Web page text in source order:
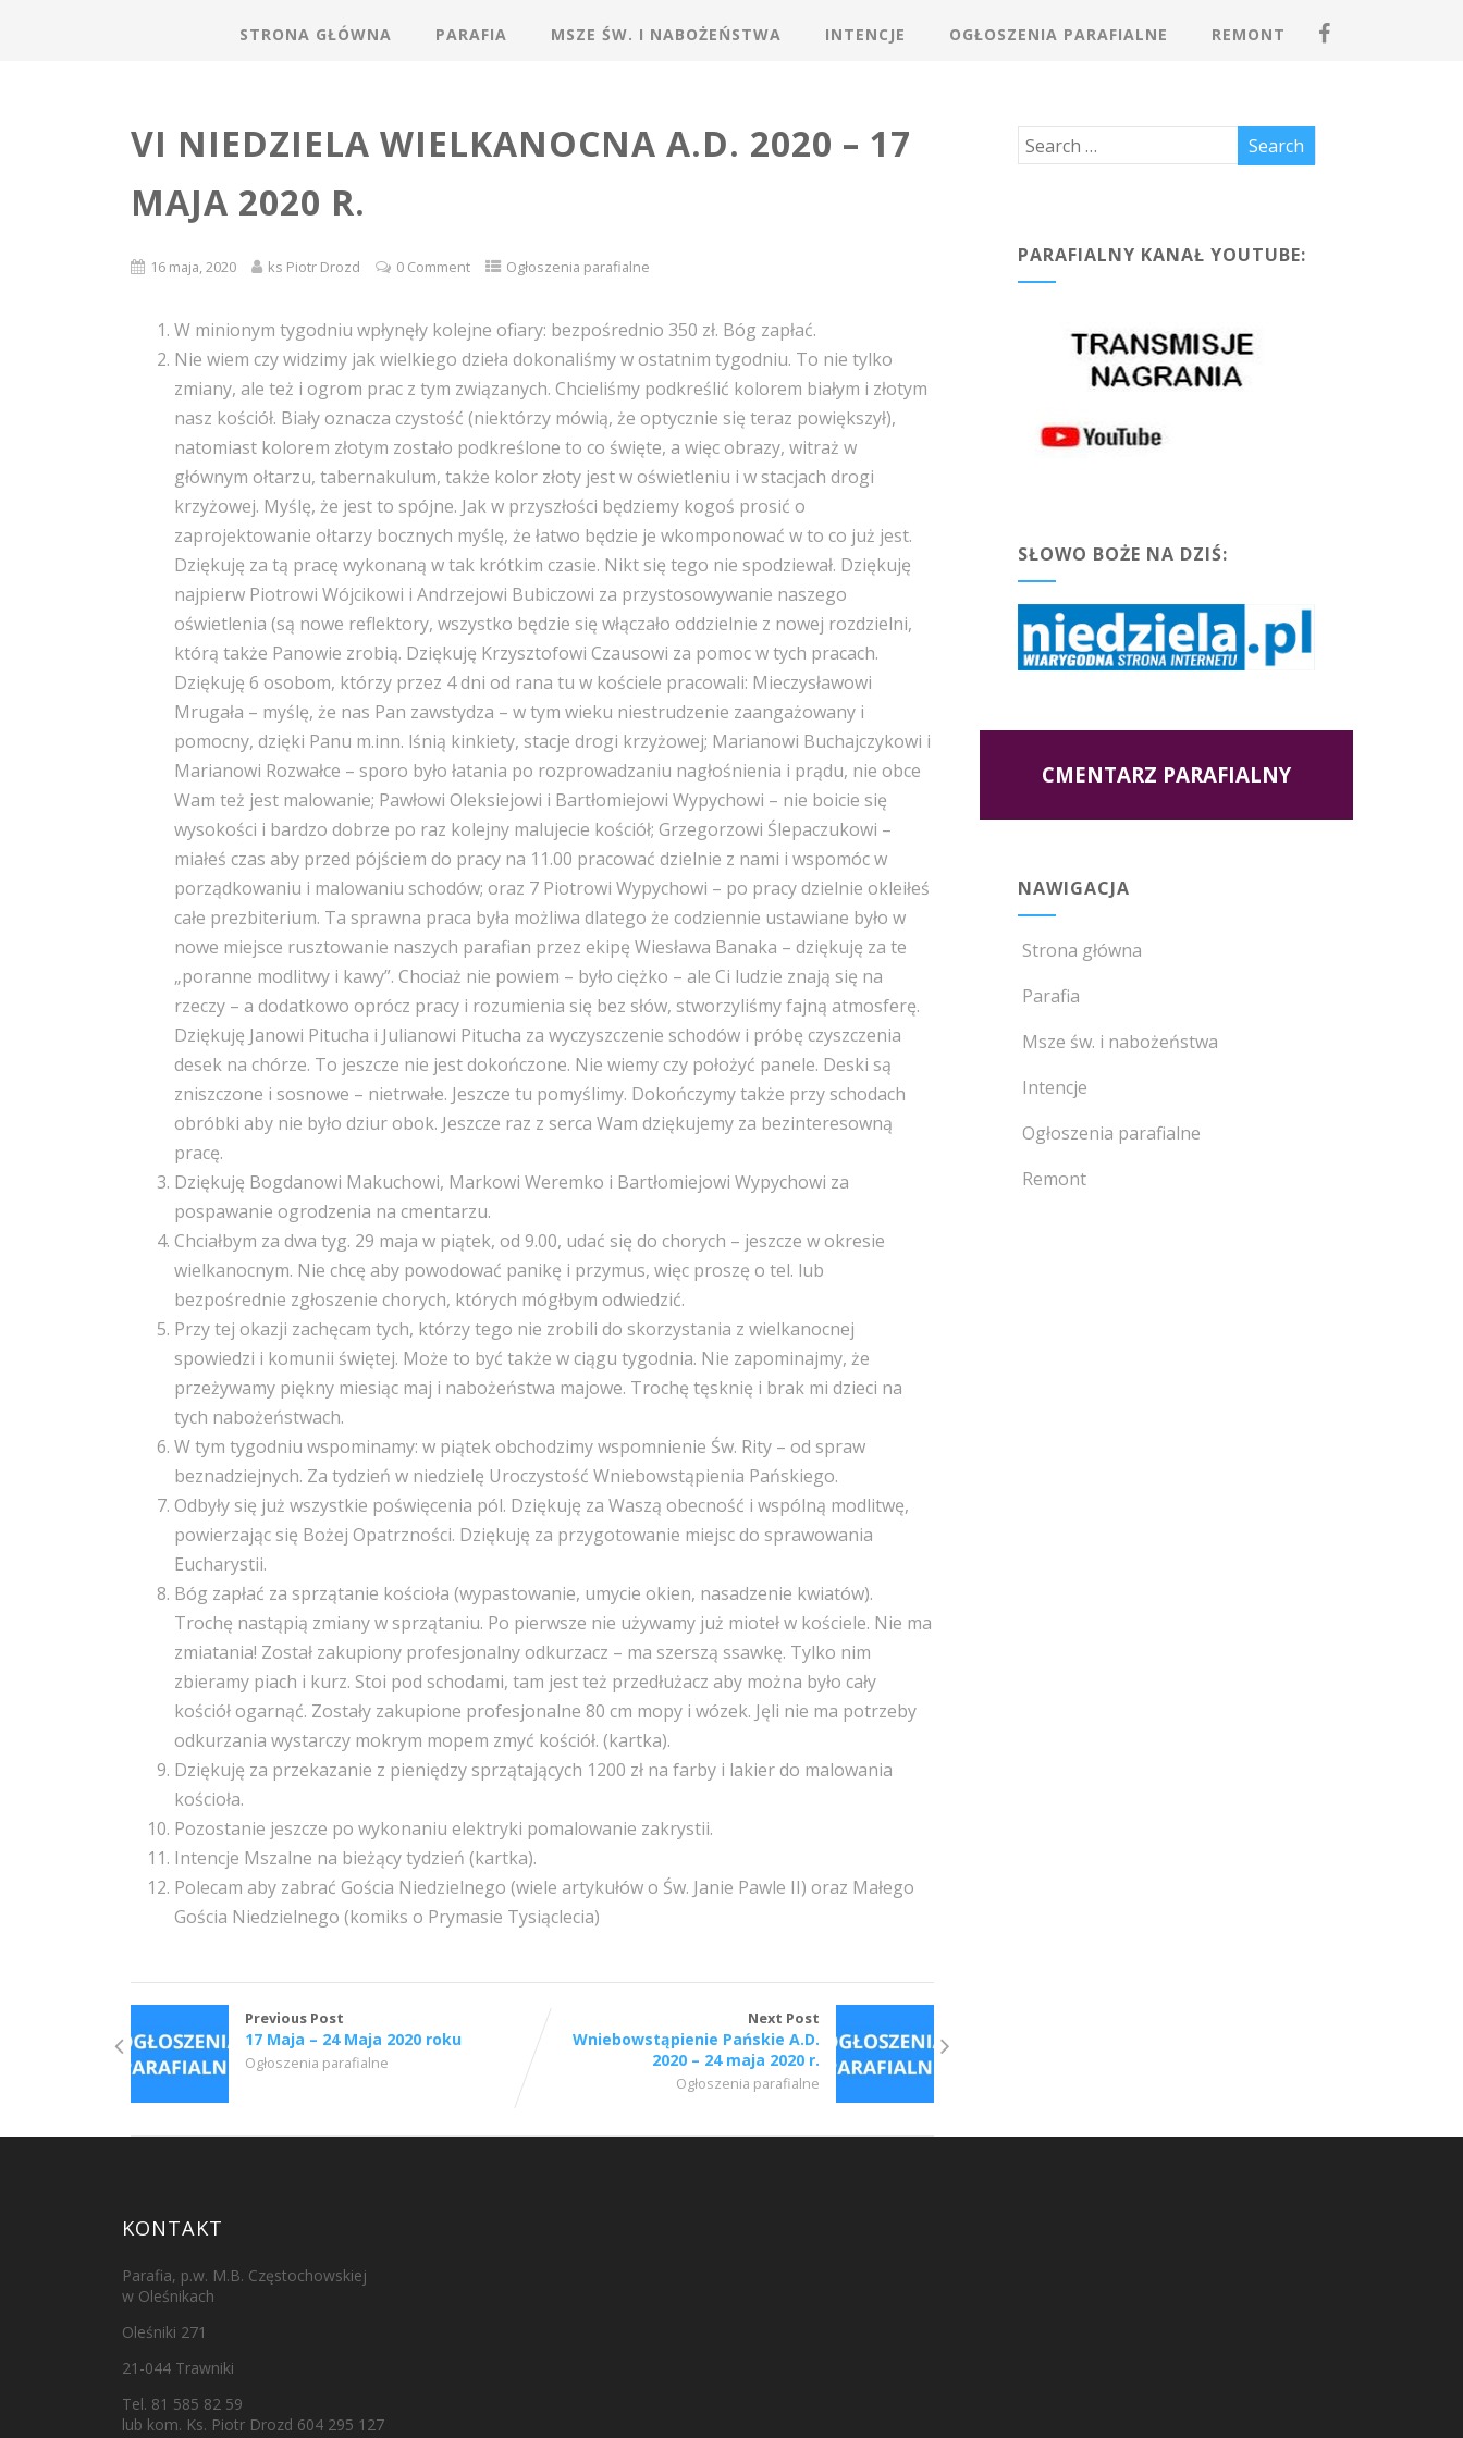
STRONA GŁÓWNA PARAFIA MSZE ŚW. I NABOŻEŃSTWA INTENCJE OGŁOSZENIA PARAFIALNE REMONT
VI NIEDZIELA WIELKANOCNA A.D. 2020 – 17
MAJA 2020 R.
16 maja, 2020 ks Piotr Drozd 0 Comment Ogłoszenia parafialne
W minionym tygodniu wpłynęły kolejne ofiary: bezpośrednio 350 zł. Bóg zapłać.
Nie wiem czy widzimy jak wielkiego dzieła dokonaliśmy w ostatnim tygodniu. To nie tylko
zmiany, ale też i ogrom prac z tym związanych. Chcieliśmy podkreślić kolorem białym i złotym
nasz kościół. Biały oznacza czystość (niektórzy mówią, że optycznie się teraz powiększył),
natomiast kolorem złotym zostało podkreślone to co święte, a więc obrazy, witraż w
głównym ołtarzu, tabernakulum, także kolor złoty jest w oświetleniu i w stacjach drogi
krzyżowej. Myślę, że jest to spójne. Jak w przyszłości będziemy kogoś prosić o
zaprojektowanie ołtarzy bocznych myślę, że łatwo będzie je wkomponować w to co już jest.
Dziękuję za tą pracę wykonaną w tak krótkim czasie. Nikt się tego nie spodziewał. Dziękuję
najpierw Piotrowi Wójcikowi i Andrzejowi Bubiczowi za przystosowywanie naszego
oświetlenia (są nowe reflektory, wszystko będzie się włączało oddzielnie z nowej rozdzielni,
którą także Panowie zrobią. Dziękuję Krzysztofowi Czausowi za pomoc w tych pracach.
Dziękuję 6 osobom, którzy przez 4 dni od rana tu w kościele pracowali: Mieczysławowi
Mrugała – myślę, że nas Pan zawstydza – w tym wieku niestrudzenie zaangażowany i
pomocny, dzięki Panu m.inn. lśnią kinkiety, stacje drogi krzyżowej; Marianowi Buchajczykowi i
Marianowi Rozwałce – sporo było łatania po rozprowadzaniu nagłośnienia i prądu, nie obce
Wam też jest malowanie; Pawłowi Oleksiejowi i Bartłomiejowi Wypychowi – nie boicie się
wysokości i bardzo dobrze po raz kolejny malujecie kościół; Grzegorzowi Ślepaczukowi –
miałeś czas aby przed pójściem do pracy na 11.00 pracować dzielnie z nami i wspomóc w
porządkowaniu i malowaniu schodów; oraz 7 Piotrowi Wypychowi – po pracy dzielnie okleiłeś
całe prezbiterium. Ta sprawna praca była możliwa dlatego że codziennie ustawiane było w
nowe miejsce rusztowanie naszych parafian przez ekipę Wiesława Banaka – dziękuję za te
„poranne modlitwy i kawy”. Chociaż nie powiem – było ciężko – ale Ci ludzie znają się na
rzeczy – a dodatkowo oprócz pracy i rozumienia się bez słów, stworzyliśmy fajną atmosferę.
Dziękuję Janowi Pitucha i Julianowi Pitucha za wyczyszczenie schodów i próbę czyszczenia
desek na chórze. To jeszcze nie jest dokończone. Nie wiemy czy położyć panele. Deski są
zniszczone i sosnowe – nietrwałe. Jeszcze tu pomyślimy. Dokończymy także przy schodach
obróbki aby nie było dziur obok. Jeszcze raz z serca Wam dziękujemy za bezinteresowną
pracę.
Dziękuję Bogdanowi Makuchowi, Markowi Weremko i Bartłomiejowi Wypychowi za
pospawanie ogrodzenia na cmentarzu.
Chciałbym za dwa tyg. 29 maja w piątek, od 9.00, udać się do chorych – jeszcze w okresie
wielkanocnym. Nie chcę aby powodować panikę i przymus, więc proszę o tel. lub
bezpośrednie zgłoszenie chorych, których mógłbym odwiedzić.
Przy tej okazji zachęcam tych, którzy tego nie zrobili do skorzystania z wielkanocnej
spowiedzi i komunii świętej. Może to być także w ciągu tygodnia. Nie zapominajmy, że
przeżywamy piękny miesiąc maj i nabożeństwa majowe. Trochę tęsknię i brak mi dzieci na
tych nabożeństwach.
W tym tygodniu wspominamy: w piątek obchodzimy wspomnienie Św. Rity – od spraw
beznadziejnych. Za tydzień w niedzielę Uroczystość Wniebowstąpienia Pańskiego.
Odbyły się już wszystkie poświęcenia pól. Dziękuję za Waszą obecność i wspólną modlitwę,
powierzając się Bożej Opatrzności. Dziękuję za przygotowanie miejsc do sprawowania
Eucharystii.
Bóg zapłać za sprzątanie kościoła (wypastowanie, umycie okien, nasadzenie kwiatów).
Trochę nastąpią zmiany w sprzątaniu. Po pierwsze nie używamy już mioteł w kościele. Nie ma
zmiatania! Został zakupiony profesjonalny odkurzacz – ma szerszą ssawkę. Tylko nim
zbieramy piach i kurz. Stoi pod schodami, tam jest też przedłużacz aby można było cały
kościół ogarnąć. Zostały zakupione profesjonalne 80 cm mopy i wózek. Jęli nie ma potrzeby
odkurzania wystarczy mokrym mopem zmyć kościół. (kartka).
Dziękuję za przekazanie z pieniędzy sprzątających 1200 zł na farby i lakier do malowania
kościoła.
Pozostanie jeszcze po wykonaniu elektryki pomalowanie zakrystii.
Intencje Mszalne na bieżący tydzień (kartka).
Polecam aby zabrać Gościa Niedzielnego (wiele artykułów o Św. Janie Pawle II) oraz Małego
Gościa Niedzielnego (komiks o Prymasie Tysiąclecia)
Previous Post
17 Maja – 24 Maja 2020 roku
Ogłoszenia parafialne
Next Post
Wniebowstąpienie Pańskie A.D.
2020 – 24 maja 2020 r.
Ogłoszenia parafialne
PARAFIALNY KANAŁ YOUTUBE:
SŁOWO BOŻE NA DZIŚ:
CMENTARZ PARAFIALNY
NAWIGACJA
Strona główna
Parafia
Msze św. i nabożeństwa
Intencje
Ogłoszenia parafialne
Remont
KONTAKT
Parafia, p.w. M.B. Częstochowskiej
w Oleśnikach
Oleśniki 271
21-044 Trawniki
Tel. 81 585 82 59
lub kom. Ks. Piotr Drozd 604 295 127